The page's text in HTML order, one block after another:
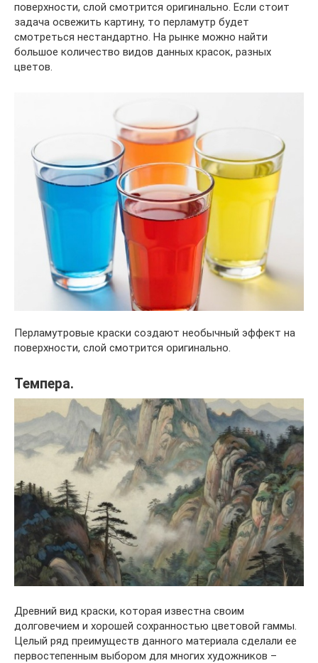
поверхности, слой смотрится оригинально. Если стоит
задача освежить картину, то перламутр будет
смотреться нестандартно. На рынке можно найти
большое количество видов данных красок, разных
цветов.
Перламутровые краски создают необычный эффект на
поверхности, слой смотрится оригинально.
Темпера.
Древний вид краски, которая известна своим
долговечием и хорошей сохранностью цветовой гаммы.
Целый ряд преимуществ данного материала сделали ее
первостепенным выбором для многих художников –